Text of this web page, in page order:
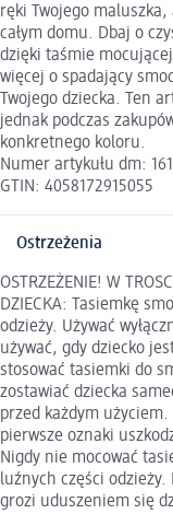
ręki Twojego maluszka,
całym domu. Dbaj o
dzięki taśmie
więcej o spadający
Twojego dziecka. Ten
jednak podczas
konkretnego koloru.
Numer artykułu dm:
GTIN: 4058172915055
Ostrzeżenia
OSTRZEŻENIE! W
DZIECKA: Tasiemkę
odzieży. Używać
używać, gdy dziecko
stosować tasiemki do
zostawiać dziecka
przed każdym
pierwsze oznaki
Nigdy nie mocować
luźnych części
grozi uduszeniem się